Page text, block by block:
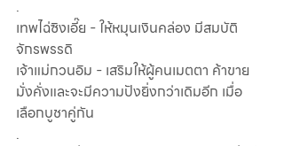
.
เทพไฉ่ซิงเอี๊ย - ให้หมุนเงินคล่อง มีสมบัติ
จักรพรรดิ
เจ้าแม่กวนอิม - เสริมให้ผู้คนเมตตา ค้าขาย
มั่งคั่งและจะมีความปังยิ่งกว่าเดิมอีก เมื่อ
เลือกบูชาคู่กัน
.